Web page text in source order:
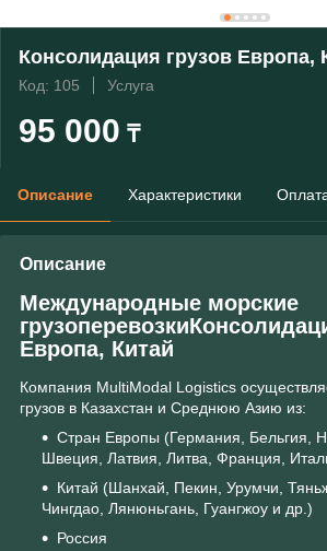
Консолидация грузов Европа,
Код: 105 Услуга
95 000 ₸
Описание Характеристики
Описание
Международные морские
Европа, Китай
Компания MultiModal Logistics
грузов в Казахстан и Среднюю Азию из:
Стран Европы (Германия, Бельгия,
Швеция, Латвия, Литва, Франция,
Китай (Шанхай, Пекин, Урумчи,
Чингдао, Лянюньгань, Гуангжоу и др.)
Россия